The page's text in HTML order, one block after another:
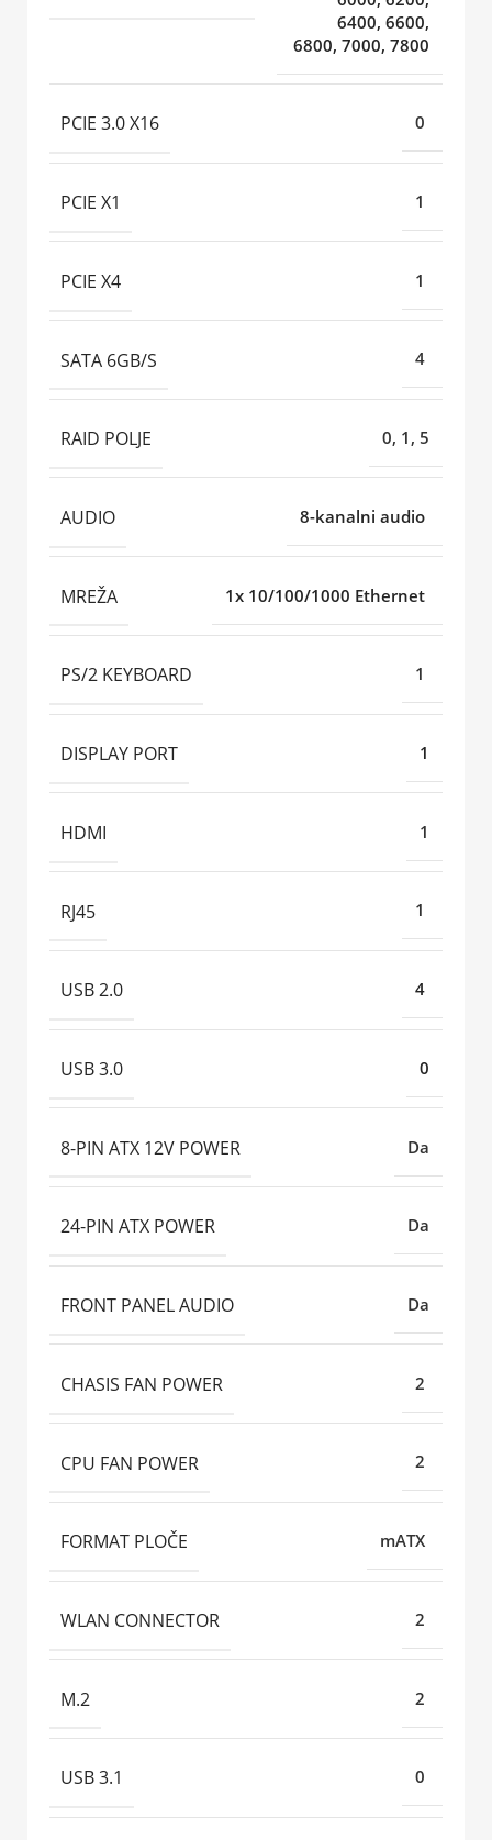
6400, 6600,
6800, 7000, 7800
PCIE 3.0 X16 0
PCIE X1 1
PCIE X4 1
SATA 6GB/S 4
RAID POLJE 0, 1, 5
AUDIO 8-kanalni audio
MREŽA 1x 10/100/1000 Ethernet
PS/2 KEYBOARD 1
DISPLAY PORT 1
HDMI 1
RJ45 1
USB 2.0 4
USB 3.0 0
8-PIN ATX 12V POWER Da
24-PIN ATX POWER Da
FRONT PANEL AUDIO Da
CHASIS FAN POWER 2
CPU FAN POWER 2
FORMAT PLOČE mATX
WLAN CONNECTOR 2
M.2 2
USB 3.1 0